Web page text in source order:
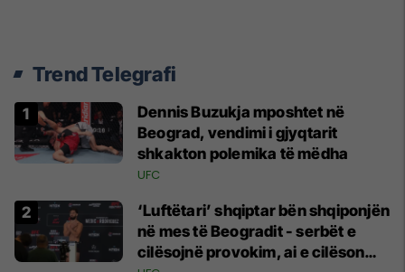
Trend Telegrafi
Dennis Buzukja mposhtet në
Beograd, vendimi i gjyqtarit
shkakton polemika të mëdha
UFC
‘Luftëtari’ shqiptar bën shqiponjën
në mes të Beogradit - serbët e
cilësojnë provokim, ai e cilëson